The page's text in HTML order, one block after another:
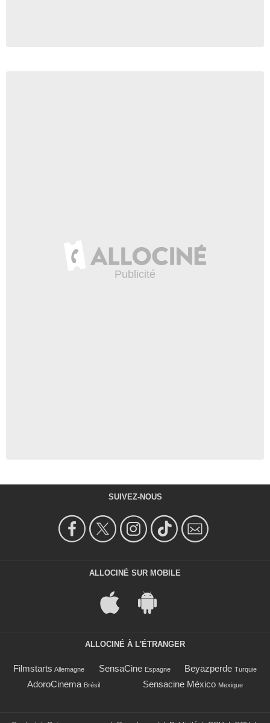
SUIVEZ-NOUS
ALLOCINÉ SUR MOBILE
ALLOCINÉ À L'ÉTRANGER
Filmstarts Allemagne SensaCine Espagne Beyazperde Turquie
AdoroCinema Brésil Sensacine México Mexique